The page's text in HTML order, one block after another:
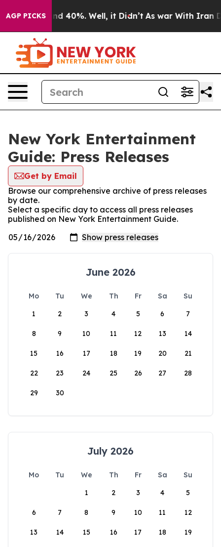
AGP PICKS
Around 40%. Well, it Didn’t As war With Iran
New York Entertainment
Guide: Press Releases
Get by Email
Browse our comprehensive archive of press releases
by date.
Select a specific day to access all press releases
published on New York Entertainment Guide.
June 2026
Mo Tu We Th Fr Sa
Su
1
2 3 4 5 6 7
8 9 10 11 12 13 14
15 16 17 18 19 20 21
22 23 24 25 26 27 28
29 30
July 2026
Mo Tu We Th Fr Sa
Su
1
2 3 4 5
6 7 8 9 10 11 12
13 14 15 16 17 18 19